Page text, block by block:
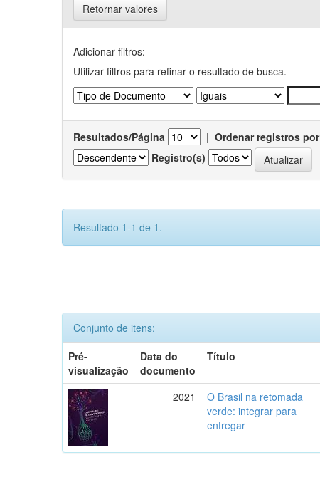
Retornar valores
Adicionar filtros:
Utilizar filtros para refinar o resultado de busca.
Resultados/Página | Ordenar registros por
Registro(s)
Resultado 1-1 de 1.
Conjunto de itens:
Pré-
visualização
Data do
documento
Título
2021
O Brasil na retomada
verde: integrar para
entregar